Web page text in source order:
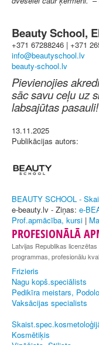
Beauty School,
+371 67288246 | +371
beauty-school.lv
Pievienojies
sāc savu ceļu uz
labsajūtas pasauli!
13.11.2025
Publikācijas autors:
BEAUTY SCHOOL -
e-beauty.lv - Ziņas: e-
Prof.apmācība, kursi |
PROFESIONĀLĀ
Latvijas Republikas
programmas, profesionālu
Frizieris
Nagu kopš.speciālists
Pedikīra meistars,
Vaksācijas specialists
Kosmētiķis